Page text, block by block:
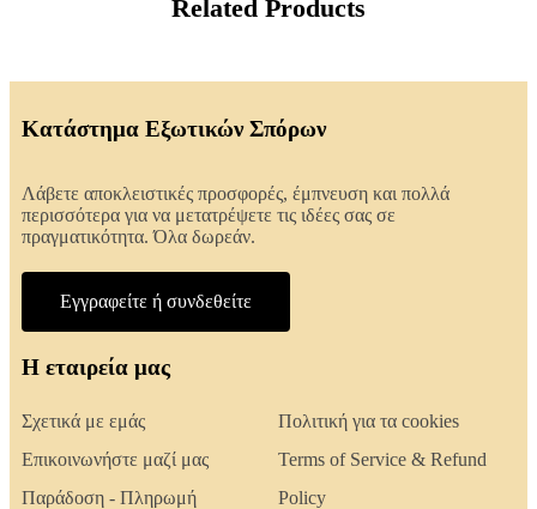
Related Products
Κατάστημα Εξωτικών Σπόρων
Λάβετε αποκλειστικές προσφορές, έμπνευση και πολλά
περισσότερα για να μετατρέψετε τις ιδέες σας σε
πραγματικότητα. Όλα δωρεάν.
Εγγραφείτε ή συνδεθείτε
Η εταιρεία μας
Σχετικά με εμάς
Επικοινωνήστε μαζί μας
Παράδοση - Πληρωμή
Πολιτική για τα cookies
Terms of Service & Refund
Policy